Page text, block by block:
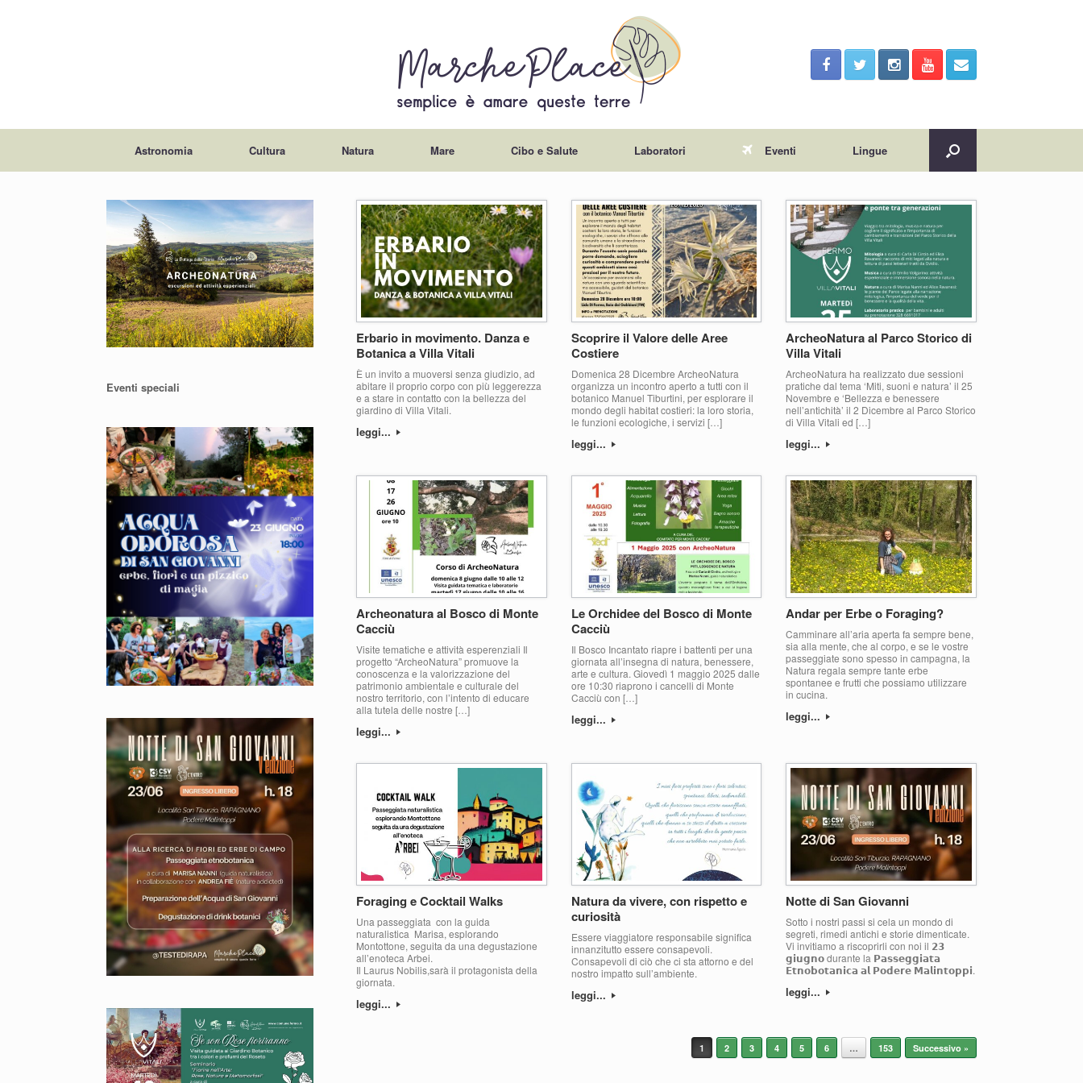
Astronomia Cultura Natura Mare Cibo e Salute Laboratori Eventi Lingue
Erbario in movimento. Danza e
Botanica a Villa Vitali
È un invito a muoversi senza giudizio, ad
abitare il proprio corpo con più leggerezza
e a stare in contatto con la bellezza del
giardino di Villa Vitali.
leggi...
Scoprire il Valore delle Aree
Costiere
Domenica 28 Dicembre ArcheoNatura
organizza un incontro aperto a tutti con il
botanico Manuel Tiburtini, per esplorare il
mondo degli habitat costieri: la loro storia,
le funzioni ecologiche, i servizi […]
leggi...
ArcheoNatura al Parco Storico di
Villa Vitali
ArcheoNatura ha realizzato due sessioni
pratiche dal tema ‘Miti, suoni e natura’ il 25
Novembre e ‘Bellezza e benessere
nell’antichità’ il 2 Dicembre al Parco Storico
di Villa Vitali ed […]
leggi...
Archeonatura al Bosco di Monte
Cacciù
Visite tematiche e attività esperenziali Il
progetto “ArcheoNatura” promuove la
conoscenza e la valorizzazione del
patrimonio ambientale e culturale del
nostro territorio, con l’intento di educare
alla tutela delle nostre […]
leggi...
Le Orchidee del Bosco di Monte
Cacciù
Il Bosco Incantato riapre i battenti per una
giornata all’insegna di natura, benessere,
arte e cultura. Giovedì 1 maggio 2025 dalle
ore 10:30 riaprono i cancelli di Monte
Cacciù con […]
leggi...
Andar per Erbe o Foraging?
Camminare all’aria aperta fa sempre bene,
sia alla mente, che al corpo, e se le vostre
passeggiate sono spesso in campagna, la
Natura regala sempre tante erbe
spontanee e frutti che possiamo utilizzare
in cucina.
leggi...
Foraging e Cocktail Walks
Una passeggiata con la guida
naturalistica Marisa, esplorando
Montottone, seguita da una degustazione
all’enoteca Arbei.
Il Laurus Nobilis,sarà il protagonista della
giornata.
leggi...
Natura da vivere, con rispetto e
curiosità
Essere viaggiatore responsabile significa
innanzitutto essere consapevoli.
Consapevoli di ciò che ci sta attorno e del
nostro impatto sull’ambiente.
leggi...
Notte di San Giovanni
Sotto i nostri passi si cela un mondo di
segreti, rimedi antichi e storie dimenticate.
Vi invitiamo a riscoprirli con noi il 𝟮𝟯
𝗴𝗶𝘂𝗴𝗻𝗼 durante la 𝗣𝗮𝘀𝘀𝗲𝗴𝗴𝗶𝗮𝘁𝗮
𝗘𝘁𝗻𝗼𝗯𝗼𝘁𝗮𝗻𝗶𝗰𝗮 𝗮𝗹 𝗣𝗼𝗱𝗲𝗿𝗲 𝗠𝗮𝗹𝗶𝗻𝘁𝗼𝗽𝗽𝗶.
leggi...
1 2 3 4 5 6 … 153 Successivo »
Eventi speciali